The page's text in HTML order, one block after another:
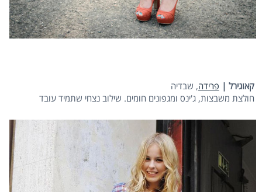
קאוגירל | פרידה, שבדיה
חולצת משבצות, ג'ינס ומגפונים חומים. שילוב נצחי שתמיד עובד